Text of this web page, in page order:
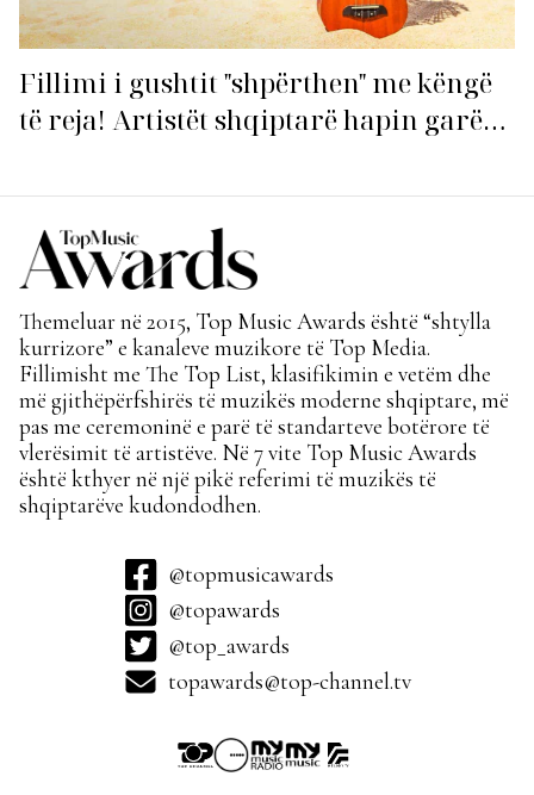
Fillimi i gushtit "shpërthen" me këngë
të reja! Artistët shqiptarë hapin garën
Themeluar në 2015, Top Music Awards është “shtylla
kurrizore” e kanaleve muzikore të Top Media.
Fillimisht me The Top List, klasifikimin e vetëm dhe
më gjithëpërfshirës të muzikës moderne shqiptare, më
pas me ceremoninë e parë të standarteve botërore të
vlerësimit të artistëve. Në 7 vite Top Music Awards
është kthyer në një pikë referimi të muzikës të
shqiptarëve kudondodhen.
@topmusicawards
@topawards
@top_awards
topawards@top-channel.tv